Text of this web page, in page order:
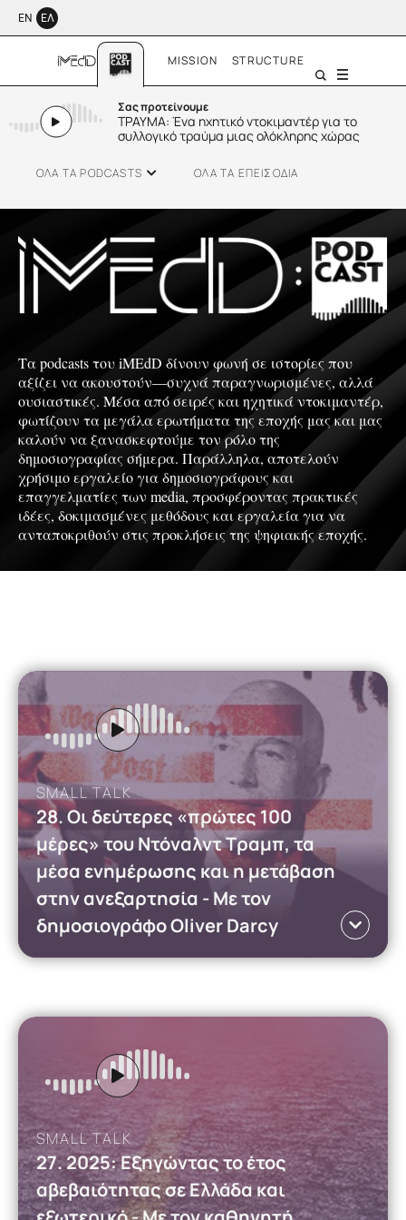
ΕΝ ΕΛ
MISSION STRUCTURE
Σας προτείνουμε
ΤΡΑΥΜΑ: Ένα ηχητικό ντοκιμαντέρ για το
συλλογικό τραύμα μιας ολόκληρης χώρας
ΟΛΑ ΤΑ PODCASTS ΟΛΑ ΤΑ ΕΠΕΙΣΟΔΙΑ
SMALL TALK
Bipolar Opposites
Ο Έβρος πίσω από τον φράχτη
Πύλος: Ένας χρόνος μετά
Menu
Τα podcasts του iMEdD δίνουν φωνή σε ιστορίες που
αξίζει να ακουστούν—συχνά παραγνωρισμένες, αλλά
ουσιαστικές. Μέσα από σειρές και ηχητικά ντοκιμαντέρ,
φωτίζουν τα μεγάλα ερωτήματα της εποχής μας και μας
καλούν να ξανασκεφτούμε τον ρόλο της
δημοσιογραφίας σήμερα. Παράλληλα, αποτελούν
χρήσιμο εργαλείο για δημοσιογράφους και
επαγγελματίες των media, προσφέροντας πρακτικές
ιδέες, δοκιμασμένες μεθόδους και εργαλεία για να
ανταποκριθούν στις προκλήσεις της ψηφιακής εποχής.
SMALL TALK
28. Οι δεύτερες «πρώτες 100
μέρες» του Ντόναλντ Τραμπ, τα
μέσα ενημέρωσης και η μετάβαση
στην ανεξαρτησία - Mε τον
δημοσιογράφο Oliver Darcy
θυελλώδη σχέση του προέδρου με τα ΜΜΕ και
τον τρόπο με τον οποίο η δημοσιογραφία
διαμορφώνεται μέσα στην λεγόμενη οικονομία
των δημιουργών.
Read more
SMALL TALK
27. 2025: Εξηγώντας το έτος
αβεβαιότητας σε Ελλάδα και